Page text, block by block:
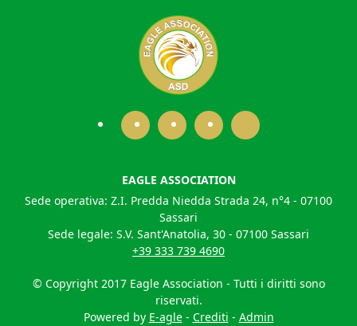
EAGLE ASSOCIATION
Sede operativa: Z.I. Predda Niedda Strada 24, n°4 - 07100
Sassari
Sede legale: S.V. Sant'Anatolia, 30 - 07100 Sassari
+39 333 739 4690
© Copyright 2017 Eagle Association - Tutti i diritti sono
riservati.
Powered by E-agle- Crediti - Admin